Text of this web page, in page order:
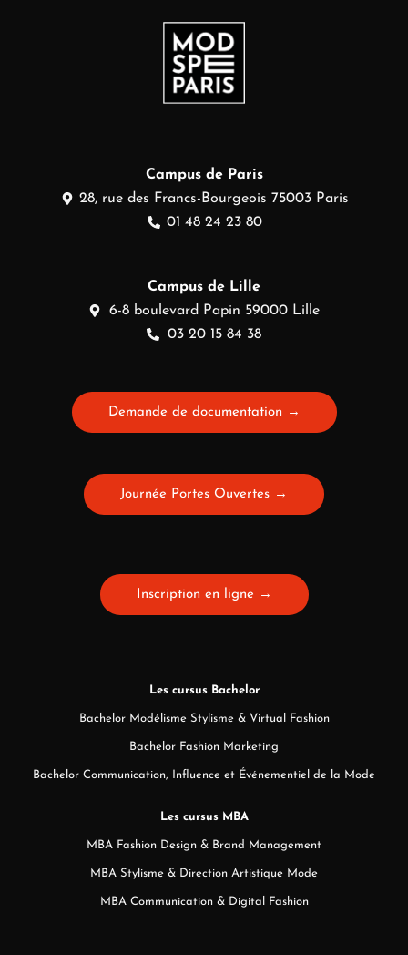
Campus de Paris
28, rue des Francs-Bourgeois 75003 Paris
01 48 24 23 80
Campus de Lille
6-8 boulevard Papin 59000 Lille
03 20 15 84 38
Demande de documentation →
Journée Portes Ouvertes →
Inscription en ligne →
Les cursus Bachelor
Bachelor Modélisme Stylisme & Virtual Fashion
Bachelor Fashion Marketing
Bachelor Communication, Influence et Événementiel de la Mode
Les cursus MBA
MBA Fashion Design & Brand Management
MBA Stylisme & Direction Artistique Mode
MBA Communication & Digital Fashion